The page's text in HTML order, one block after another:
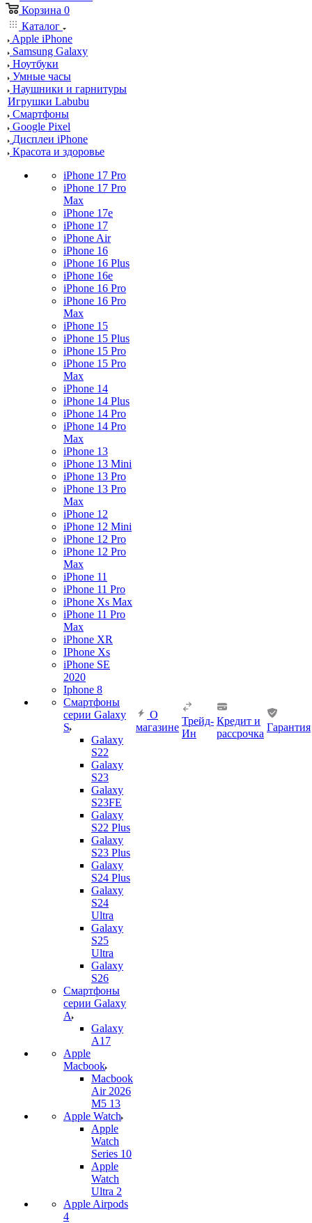
Корзина 0
Каталог
Apple iPhone
Samsung Galaxy
Ноутбуки
Умные часы
Наушники и гарнитуры
Игрушки Labubu
Смартфоны
Google Pixel
Дисплеи iPhone
Красота и здоровье
iPhone 17 Pro
iPhone 17 Pro
Max
iPhone 17e
iPhone 17
iPhone Air
iPhone 16
iPhone 16 Plus
iPhone 16e
iPhone 16 Pro
iPhone 16 Pro
Max
iPhone 15
iPhone 15 Plus
iPhone 15 Pro
iPhone 15 Pro
Max
iPhone 14
iPhone 14 Plus
iPhone 14 Pro
iPhone 14 Pro
Max
iPhone 13
iPhone 13 Mini
iPhone 13 Pro
iPhone 13 Pro
Max
iPhone 12
iPhone 12 Mini
iPhone 12 Pro
iPhone 12 Pro
Max
iPhone 11
iPhone 11 Pro
iPhone Xs Max
iPhone 11 Pro
Max
iPhone XR
IPhone Xs
iPhone SE
2020
Iphone 8
Смартфоны
серии Galaxy
S
Galaxy
S22
Galaxy
S23
Galaxy
S23FE
Galaxy
S22 Plus
Galaxy
S23 Plus
Galaxy
S24 Plus
Galaxy
S24
Ultra
Galaxy
S25
Ultra
Galaxy
S26
Смартфоны
серии Galaxy
A
Galaxy
A17
Apple
Macbook
Macbook
Air 2026
M5 13
Apple Watch
Apple
Watch
Series 10
Apple
Watch
Ultra 2
Apple Airpods
4
О
магазине
Трейд-
Ин
Кредит и
рассрочка
Гарантия